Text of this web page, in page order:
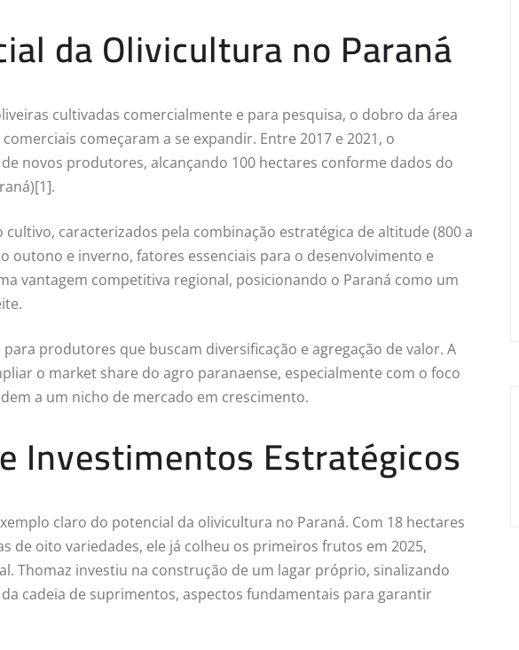
da Olivicultura no Paraná
cultivadas comercialmente e para pesquisa, o dobro da área
começaram a se expandir. Entre 2017 e 2021, o
novos produtores, alcançando 100 hectares conforme dados do
caracterizados pela combinação estratégica de altitude (800 a
outono e inverno, fatores essenciais para o desenvolvimento e
vantagem competitiva regional, posicionando o Paraná como um
produtores que buscam diversificação e agregação de valor. A
o market share do agro paranaense, especialmente com o foco
a um nicho de mercado em crescimento.
Investimentos Estratégicos
claro do potencial da olivicultura no Paraná. Com 18 hectares
de oito variedades, ele já colheu os primeiros frutos em 2025,
Thomaz investiu na construção de um lagar próprio, sinalizando
cadeia de suprimentos, aspectos fundamentais para garantir